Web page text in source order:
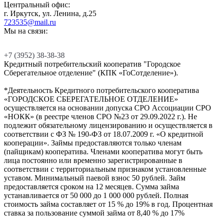
Центральный офис:
г. Иркутск, ул. Ленина, д.25
723535@mail.ru
Мы на связи:
+7 (3952) 38-38-38
Кредитный потребительский кооператив "Городское
Сберегательное отделение" (КПК «ГоСотделение»).
*Деятельность Кредитного потребительского кооператива
«ГОРОДСКОЕ СБЕРЕГАТЕЛЬНОЕ ОТДЕЛЕНИЕ»
осуществляется на основании допуска СРО Ассоциации СРО
«НОКК» (в реестре членов СРО №23 от 29.09.2022 г.). Не
подлежит обязательному лицензированию и осуществляется в
соответствии с ФЗ № 190-ФЗ от 18.07.2009 г. «О кредитной
кооперации». Займы предоставляются только членам
(пайщикам) кооператива. Членами кооператива могут быть
лица постоянно или временно зарегистрированные в
соответствии с территориальным признаком установленные
уставом. Минимальный паевой взнос 50 рублей. Займ
предоставляется сроком на 12 месяцев. Сумма займа
устанавливается от 50 000 до 1 000 000 рублей. Полная
стоимость займа составляет от 15 % до 19% в год. Процентная
ставка за пользование суммой займа от 8,40 % до 17%